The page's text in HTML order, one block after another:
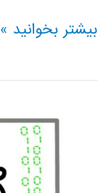
Particle
(فیلتر
بیشتر بخوانید »